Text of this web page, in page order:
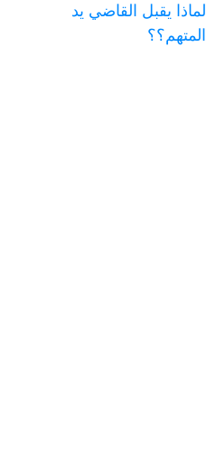
لماذا يقبل القاضي يد
المتهم؟؟